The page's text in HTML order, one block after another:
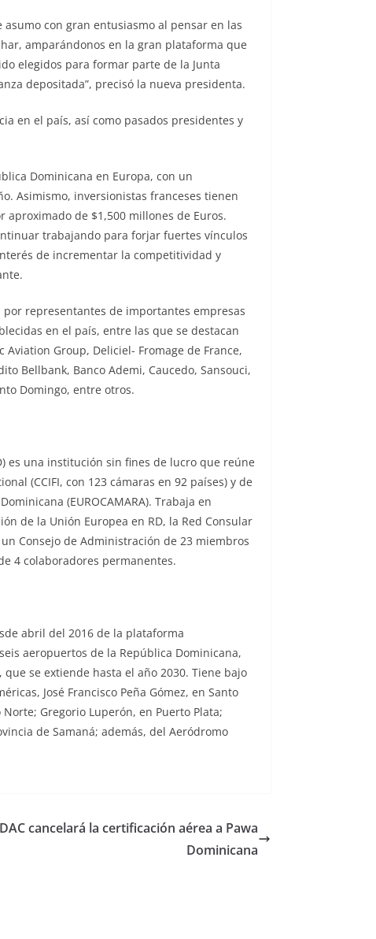
con gran entusiasmo al pensar en las
amparándonos en la gran plataforma que
elegidos para formar parte de la Junta
depositada”, precisó la nueva presidenta.
en el país, así como pasados presidentes y
Dominicana en Europa, con un
Asimismo, inversionistas franceses tienen
de $1,500 millones de Euros.
trabajando para forjar fuertes vínculos
de incrementar la competitividad y
por representantes de importantes empresas
en el país, entre las que se destacan
Aviation Group, Deliciel- Fromage de France,
Bellbank, Banco Ademi, Caucedo, Sansouci,
Domingo, entre otros.
es una institución sin fines de lucro que reúne
(CCIFI, con 123 cámaras en 92 países) y de
(EUROCAMARA). Trabaja en
de la Unión Europea en RD, la Red Consular
Consejo de Administración de 23 miembros
4 colaboradores permanentes.
abril del 2016 de la plataforma
aeropuertos de la República Dominicana,
se extiende hasta el año 2030. Tiene bajo
José Francisco Peña Gómez, en Santo
Gregorio Luperón, en Puerto Plata;
de Samaná; además, del Aeródromo
cancelará la certificación aérea a Pawa
Dominicana